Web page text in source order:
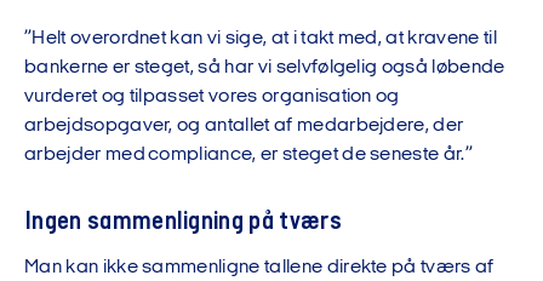
”Helt overordnet kan vi sige, at i takt med, at kravene til
bankerne er steget, så har vi selvfølgelig også løbende
vurderet og tilpasset vores organisation og
arbejdsopgaver, og antallet af medarbejdere, der
arbejder med compliance, er steget de seneste år.”
Ingen sammenligning på tværs
Man kan ikke sammenligne tallene direkte på tværs af